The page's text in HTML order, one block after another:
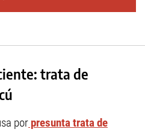
trata de
por presunta trata de